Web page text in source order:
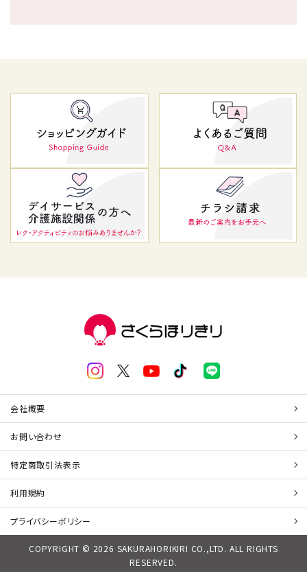
会社概要
お問い合わせ
特定商取引法表示
利用規約
プライバシーポリシー
COPYRIGHT © 2026 SAKURAHORIKIRI CO.,LTD. ALL RIGHTS
RESERVED.